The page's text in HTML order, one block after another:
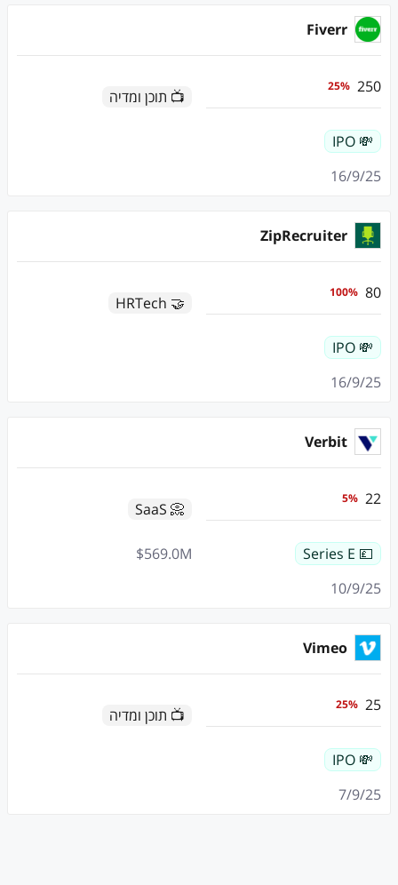
Fiverr
250
%
25
📺 תוכן ומדיה
💸 IPO
16/9/25
ZipRecruiter
80
%
100
🤝 HRTech
💸 IPO
16/9/25
Verbit
22
%
5
📀 SaaS
💷 Series E
M
569.0
$
10/9/25
Vimeo
25
%
25
📺 תוכן ומדיה
💸 IPO
7/9/25